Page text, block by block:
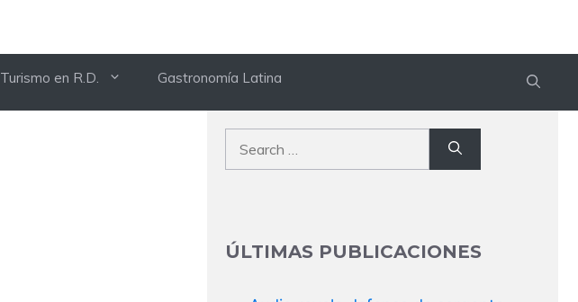
Turismo en R.D. Gastronomía Latina
Search
for:
ÚLTIMAS PUBLICACIONES